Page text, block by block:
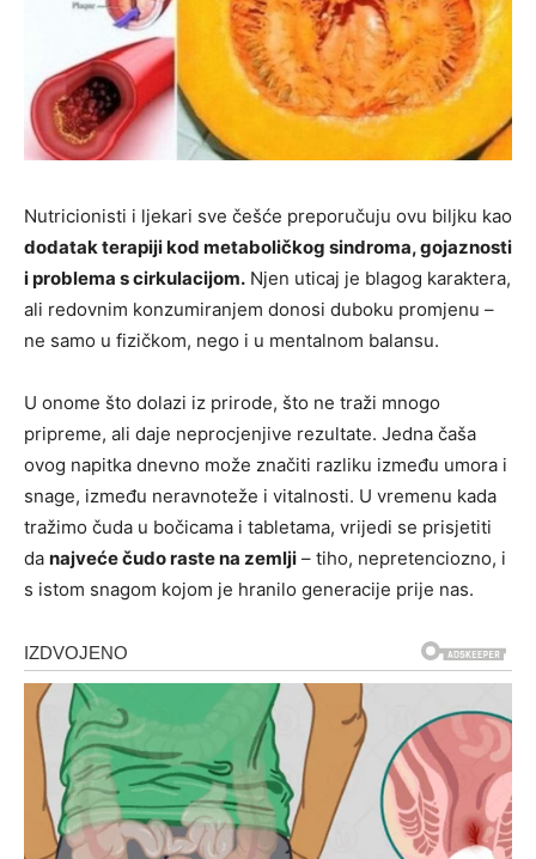
Nutricionisti i ljekari sve češće preporučuju ovu biljku kao
dodatak terapiji kod metaboličkog sindroma, gojaznosti
i problema s cirkulacijom. Njen uticaj je blagog karaktera,
ali redovnim konzumiranjem donosi duboku promjenu –
ne samo u fizičkom, nego i u mentalnom balansu.
U onome što dolazi iz prirode, što ne traži mnogo
pripreme, ali daje neprocjenjive rezultate. Jedna čaša
ovog napitka dnevno može značiti razliku između umora i
snage, između neravnoteže i vitalnosti. U vremenu kada
tražimo čuda u bočicama i tabletama, vrijedi se prisjetiti
da najveće čudo raste na zemlji – tiho, nepretenciozno, i
s istom snagom kojom je hranilo generacije prije nas.